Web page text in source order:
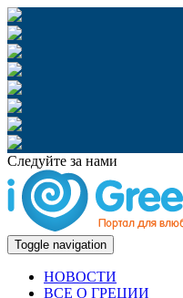
Следуйте за нами
Toggle navigation
НОВОСТИ
ВСЕ О ГРЕЦИИ